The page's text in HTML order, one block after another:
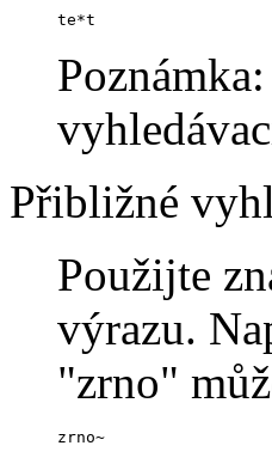
te*t
Přibližné
Použijte
výrazu.
"zrno"
zrno~